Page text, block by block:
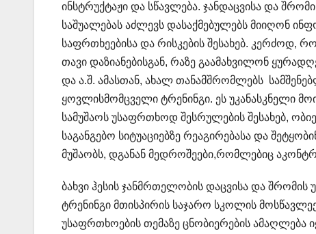
ინსტრუქტაჟი და სწავლება. ჯანდაცვისა და
საშუალებას აძლევს დასაქმებულებს მიიღონ
საფრთხეებისა და რისკების შესახებ. კერძოდ,
თავი დაზიანებისგან, რაზე გაამახვილონ
და ა.შ. ამასთან, ახალ თანამშრომლებს
ყოვლისმომცველი ტრენინგი. ეს უკანასკნელი
სამუშაოს უსაფრთხოდ შესრულების შესახებ,
საგანგებო სიტუაციებზე რეაგირებასა და
მუშაობს, დგანან მედროშეები,რომლებიც
ბახვი ჰესის ჯანმრთელობის დაცვისა და
ტრენინგი მთისპირის საჯარო სკოლის
უსაფრთხოების თემაზე ცნობიერების